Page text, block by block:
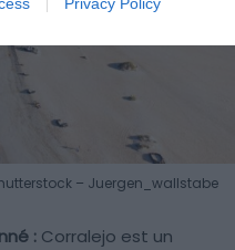
– Juergen_wallstabe
: Corralejo est un